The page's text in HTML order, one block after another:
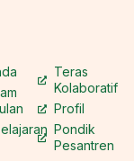
Teras
Kolaboratif
Profil
Pondik
Pesantren